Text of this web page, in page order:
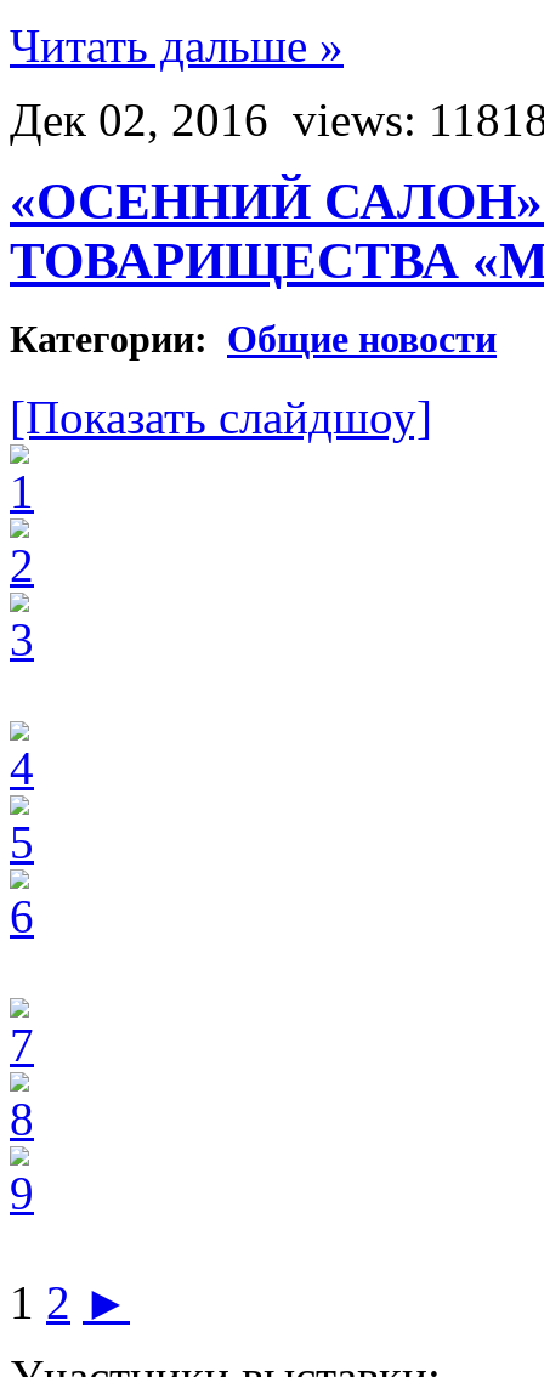
Читать дальше »
Дек 02, 2016 views:
«ОСЕННИЙ
ТОВАРИЩЕСТВА
Категории: Общие новости
[Показать слайдшоу]
1 2 ►